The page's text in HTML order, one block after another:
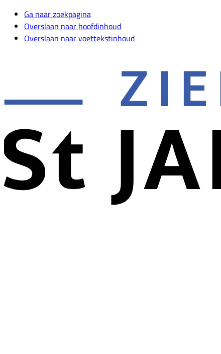
Ga naar zoekpagina
Overslaan naar hoofdinhoud
Overslaan naar voettekstinhoud